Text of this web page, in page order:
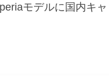
モデルに国内キ